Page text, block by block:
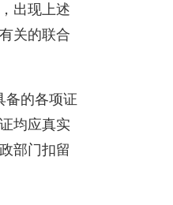
出现上述
关的联合
备的各项证
均应真实
部门扣留